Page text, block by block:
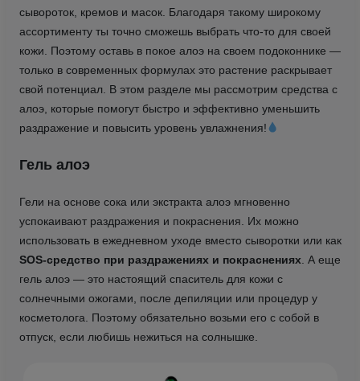
сывороток, кремов и масок. Благодаря такому широкому
ассортименту ты точно сможешь выбрать что-то для своей
кожи. Поэтому оставь в покое алоэ на своем подоконнике —
только в современных формулах это растение раскрывает
свой потенциал. В этом разделе мы рассмотрим средства с
алоэ, которые помогут быстро и эффективно уменьшить
раздражение и повысить уровень увлажнения!
Гель алоэ
Гели на основе сока или экстракта алоэ мгновенно
успокаивают раздражения и покраснения. Их можно
использовать в ежедневном уходе вместо сыворотки или как
SOS-средство при раздражениях и покраснениях . А еще
гель алоэ — это настоящий спаситель для кожи с
солнечными ожогами, после депиляции или процедур у
косметолога. Поэтому обязательно возьми его с собой в
отпуск, если любишь нежиться на солнышке.